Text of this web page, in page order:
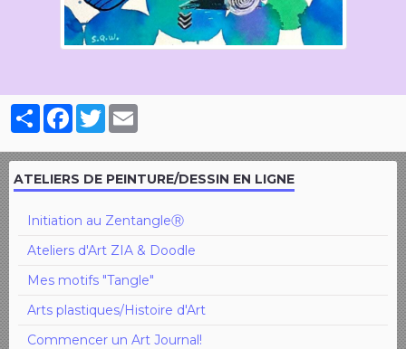
PartagerFacebook
Twitter
ATELIERS DE PEINTURE/DESSIN EN LIGNE
Initiation au ZentangleⓇ
Ateliers d'Art ZIA & Doodle
Mes motifs "Tangle"
Arts plastiques/Histoire d'Art
Commencer un Art Journal!